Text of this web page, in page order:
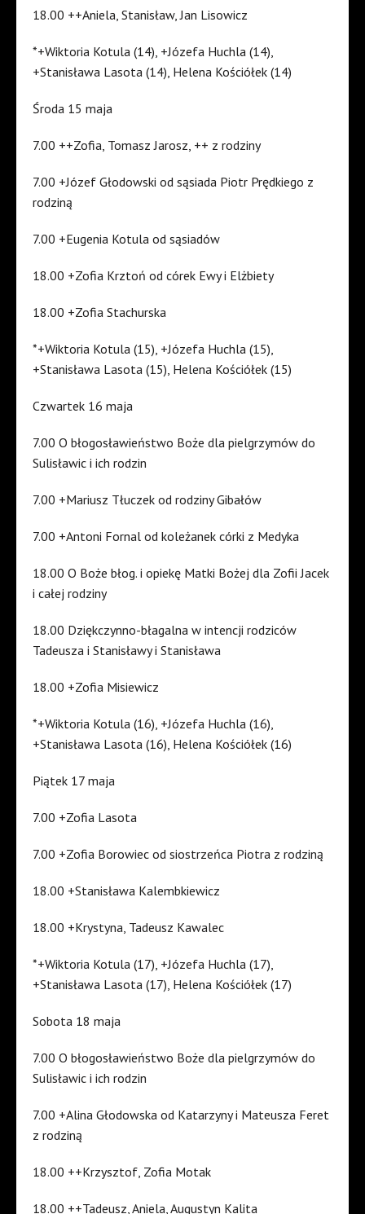
18.00 ++Aniela, Stanisław, Jan Lisowicz
*+Wiktoria Kotula (14), +Józefa Huchla (14),
+Stanisława Lasota (14), Helena Kościółek (14)
Środa 15 maja
7.00 ++Zofia, Tomasz Jarosz, ++ z rodziny
7.00 +Józef Głodowski od sąsiada Piotr Prędkiego z
rodziną
7.00 +Eugenia Kotula od sąsiadów
18.00 +Zofia Krztoń od córek Ewy i Elżbiety
18.00 +Zofia Stachurska
*+Wiktoria Kotula (15), +Józefa Huchla (15),
+Stanisława Lasota (15), Helena Kościółek (15)
Czwartek 16 maja
7.00 O błogosławieństwo Boże dla pielgrzymów do
Sulisławic i ich rodzin
7.00 +Mariusz Tłuczek od rodziny Gibałów
7.00 +Antoni Fornal od koleżanek córki z Medyka
18.00 O Boże błog. i opiekę Matki Bożej dla Zofii Jacek
i całej rodziny
18.00 Dziękczynno-błagalna w intencji rodziców
Tadeusza i Stanisławy i Stanisława
18.00 +Zofia Misiewicz
*+Wiktoria Kotula (16), +Józefa Huchla (16),
+Stanisława Lasota (16), Helena Kościółek (16)
Piątek 17 maja
7.00 +Zofia Lasota
7.00 +Zofia Borowiec od siostrzeńca Piotra z rodziną
18.00 +Stanisława Kalembkiewicz
18.00 +Krystyna, Tadeusz Kawalec
*+Wiktoria Kotula (17), +Józefa Huchla (17),
+Stanisława Lasota (17), Helena Kościółek (17)
Sobota 18 maja
7.00 O błogosławieństwo Boże dla pielgrzymów do
Sulisławic i ich rodzin
7.00 +Alina Głodowska od Katarzyny i Mateusza Feret
z rodziną
18.00 ++Krzysztof, Zofia Motak
18.00 ++Tadeusz, Aniela, Augustyn Kalita